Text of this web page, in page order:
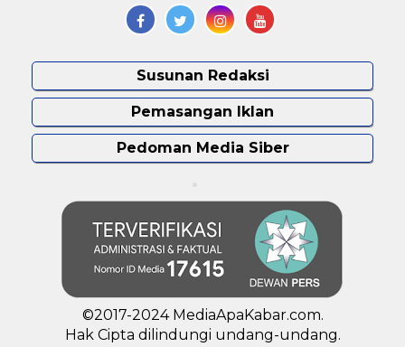
Susunan Redaksi
Pemasangan Iklan
Pedoman Media Siber
©2017-2024 MediaApaKabar.com.
Hak Cipta dilindungi undang-undang.